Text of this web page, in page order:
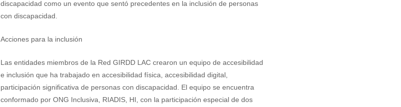
discapacidad como un evento que sentó precedentes en la inclusión de personas
con discapacidad.
Acciones para la inclusión
Las entidades miembros de la Red GIRDD LAC crearon un equipo de accesibilidad
e inclusión que ha trabajado en accesibilidad física, accesibilidad digital,
participación significativa de personas con discapacidad. El equipo se encuentra
conformado por ONG Inclusiva, RIADIS, HI, con la participación especial de dos